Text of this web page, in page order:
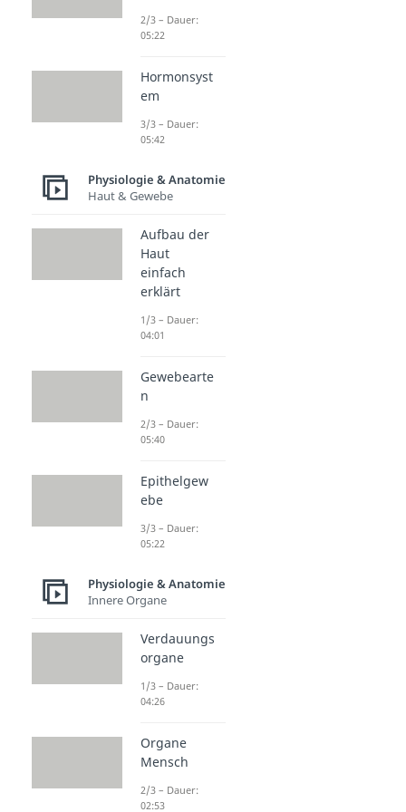
2/3 – Dauer:
05:22
Hormonsyst
em
3/3 – Dauer:
05:42
Physiologie & Anatomie
Haut & Gewebe
Aufbau der
Haut
einfach
erklärt
1/3 – Dauer:
04:01
Gewebearte
n
2/3 – Dauer:
05:40
Epithelgew
ebe
3/3 – Dauer:
05:22
Physiologie & Anatomie
Innere Organe
Verdauungs
organe
1/3 – Dauer:
04:26
Organe
Mensch
2/3 – Dauer:
02:53